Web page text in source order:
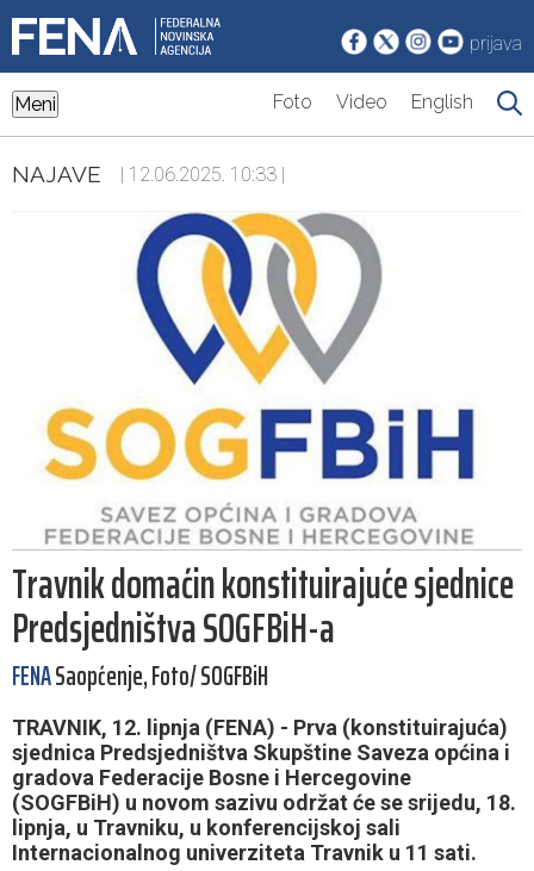
prijava
Meni Foto Video English
NAJAVE | 12.06.2025. 10:33 |
Travnik domaćin konstituirajuće sjednice
Predsjedništva SOGFBiH-a
FENASaopćenje, Foto/ SOGFBiH
TRAVNIK, 12. lipnja (FENA) - Prva (konstituirajuća)
sjednica Predsjedništva Skupštine Saveza općina i
gradova Federacije Bosne i Hercegovine
(SOGFBiH) u novom sazivu održat će se srijedu, 18.
lipnja, u Travniku, u konferencijskoj sali
Internacionalnog univerziteta Travnik u 11 sati.